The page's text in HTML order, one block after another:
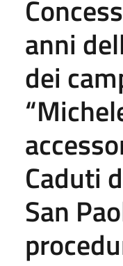
anni
dei
Caduti
San